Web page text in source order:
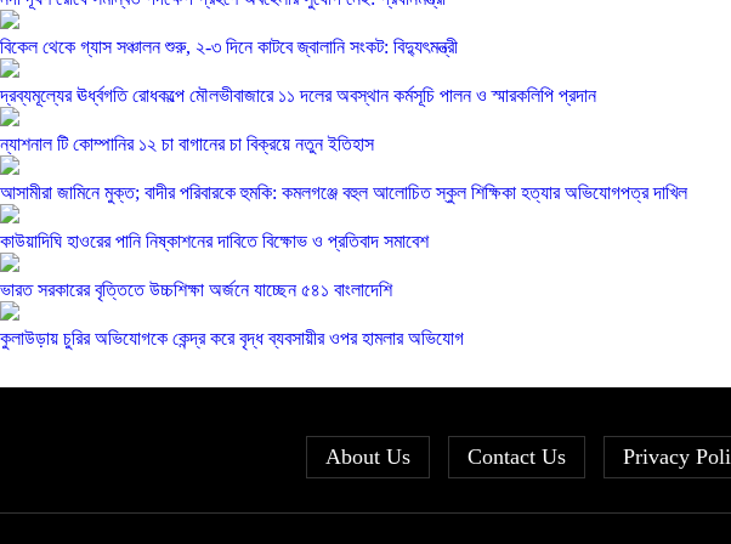
বিকেল থেকে গ্যাস সঞ্চালন শুরু, ২-৩ দিনে কাটবে জ্বালানি সংকট: বিদ্যুৎমন্ত্রী
দ্রব্যমূল্যের ঊর্ধ্বগতি রোধকল্পে মৌলভীবাজারে ১১ দলের অবস্থান কর্মসূচি পালন ও স্মারকলিপি প্রদান
ন্যাশনাল টি কোম্পানির ১২ চা বাগানের চা বিক্রয়ে নতুন ইতিহাস
আসামীরা জামিনে মুক্ত; বাদীর পরিবারকে হুমকি: কমলগঞ্জে বহুল আলোচিত স্কুল শিক্ষিকা হত্যার অভিযোগপত্র দাখিল
কাউয়াদিঘি হাওরের পানি নিষ্কাশনের দাবিতে বিক্ষোভ ও প্রতিবাদ সমাবেশ
ভারত সরকারের বৃত্তিতে উচ্চশিক্ষা অর্জনে যাচ্ছেন ৫৪১ বাংলাদেশি
কুলাউড়ায় চুরির অভিযোগকে কেন্দ্র করে বৃদ্ধ ব্যবসায়ীর ওপর হামলার অভিযোগ
About Us Contact Us Privacy